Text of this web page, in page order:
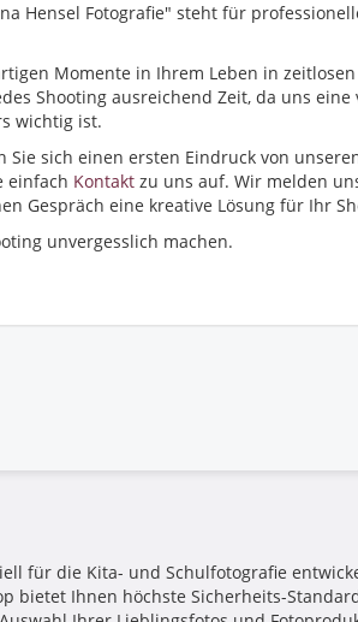
Hensel Fotografie" steht für
Momente in Ihrem Leben in
Shooting ausreichend Zeit, da uns eine
wichtig ist.
Sie sich einen ersten Eindruck von
einfach Kontakt zu uns auf. Wir melden
Gespräch eine kreative Lösung für Ihr
unvergesslich machen.
für die Kita- und Schulfotografie
bietet Ihnen höchste Sicherheits-